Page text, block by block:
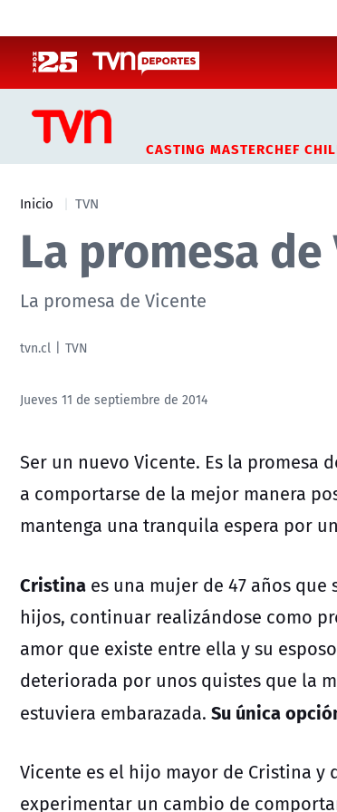
CASTING MASTERCHEF
Inicio TVN
La promesa
La promesa de Vicente
tvn.cl TVN
Jueves 11 de septiembre de 2014
Ser un nuevo Vicente. Es la promesa
a comportarse de la mejor manera
mantenga una tranquila espera por
Cristina es una mujer de 47 años
hijos, continuar realizándose como
amor que existe entre ella y su
deteriorada por unos quistes que la
estuviera embarazada. Su única
Vicente es el hijo mayor de Cristina y
experimentar un cambio de